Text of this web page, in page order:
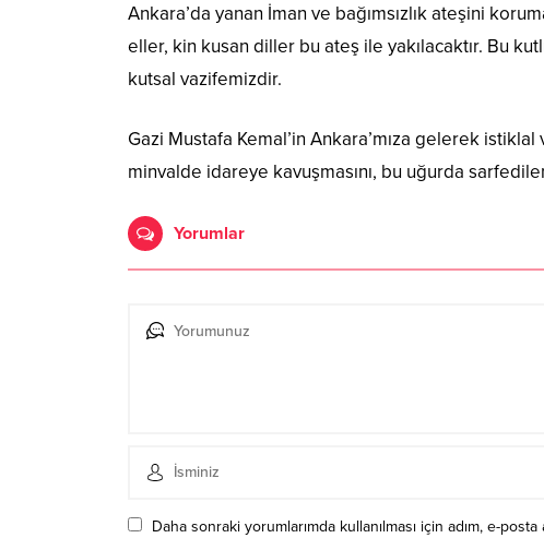
Ankara’da yanan İman ve bağımsızlık ateşini
eller, kin kusan diller bu ateş ile yakılacaktır. Bu
kutsal vazifemizdir.
Gazi Mustafa Kemal’in Ankara’mıza gelerek
minvalde idareye kavuşmasını, bu uğurda
Yorumlar
Daha sonraki yorumlarımda kullanılması için adım, e-